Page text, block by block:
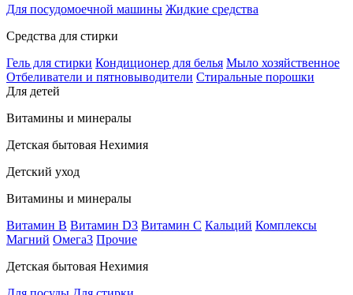
Для посудомоечной машины Жидкие средства
Средства для стирки
Гель для стирки Кондиционер для белья Мыло хозяйственное
Отбеливатели и пятновыводители Стиральные порошки
Для детей
Витамины и минералы
Детская бытовая Нехимия
Детский уход
Витамины и минералы
Витамин В Витамин D3 Витамин С Кальций Комплексы
Магний Омега3 Прочие
Детская бытовая Нехимия